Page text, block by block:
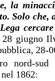
la
Solo
28 giugno
28-
nord-sud
1862: